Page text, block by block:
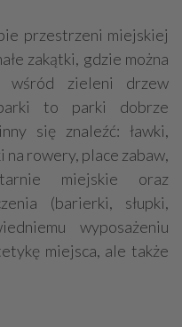
przestrzeni miejskiej
zakątki, gdzie można
wśród zieleni drzew
to parki dobrze
się znaleźć: ławki,
na rowery, place zabaw,
miejskie oraz
(barierki, słupki,
wyposażeniu
miejsca, ale także